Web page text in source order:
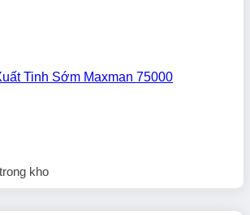
Tinh Sớm Maxman 75000
kho